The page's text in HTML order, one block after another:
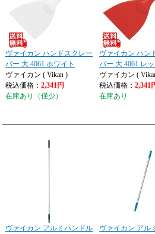
ヴァイカン ハンドスクレー
パー 大 4061 ホワイト
ヴァイカン ( Vikan )
税込価格： 2,341円
在庫あり（僅少）
ヴァイカン ハン
パー 大 4061 レ
ヴァイカン (
税込価格：2,341
在庫あり
ヴァイカン アルミハンドル
ヴァイカン アル